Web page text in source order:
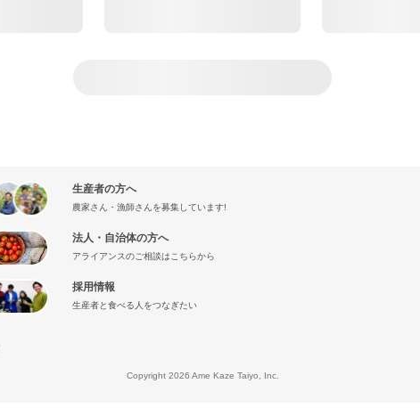
生産者の方へ
農家さん・漁師さんを募集しています!
法人・自治体の方へ
アライアンスのご相談はこちらから
採用情報
生産者と食べる人をつなぎたい
Copyright 2026 Ame Kaze Taiyo, Inc.